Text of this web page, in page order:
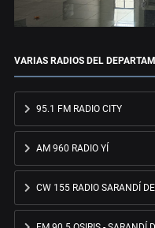
VARIAS RADIOS DEL
95.1 FM RADIO CITY
AM 960 RADIO YÍ
CW 155 RADIO SARANDÍ